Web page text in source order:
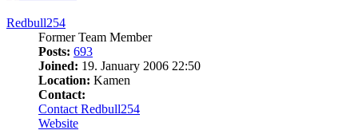
Redbull254
Former Team Member
Posts: 693
Joined: 19. January 2006 22:50
Location: Kamen
Contact:
Contact Redbull254
Website